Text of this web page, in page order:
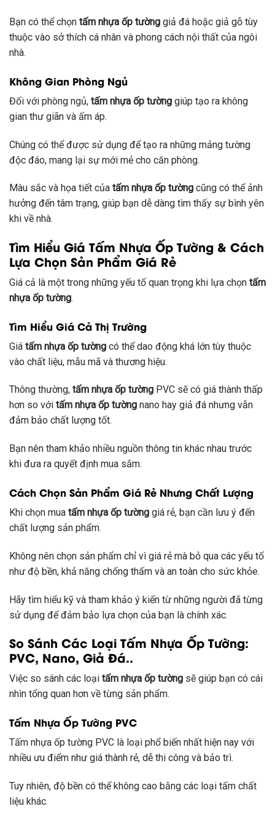
Bạn có thể chọn tấm nhựa ốp tường giả đá hoặc giả gỗ tùy
thuộc vào sở thích cá nhân và phong cách nội thất của ngôi
nhà.
Không Gian Phòng Ngủ
Đối với phòng ngủ, tấm nhựa ốp tường giúp tạo ra không
gian thư giãn và ấm áp.
Chúng có thể được sử dụng để tạo ra những mảng tường
độc đáo, mang lại sự mới mẻ cho căn phòng.
Màu sắc và họa tiết của tấm nhựa ốp tường cũng có thể ảnh
hưởng đến tâm trạng, giúp bạn dễ dàng tìm thấy sự bình yên
khi về nhà.
Tìm Hiểu Giá Tấm Nhựa Ốp Tường & Cách
Lựa Chọn Sản Phẩm Giá Rẻ
Giá cả là một trong những yếu tố quan trọng khi lựa chọn tấm
nhựa ốp tường.
Tìm Hiểu Giá Cả Thị Trường
Giá tấm nhựa ốp tường có thể dao động khá lớn tùy thuộc
vào chất liệu, mẫu mã và thương hiệu.
Thông thường, tấm nhựa ốp tường PVC sẽ có giá thành thấp
hơn so với tấm nhựa ốp tường nano hay giả đá nhưng vẫn
đảm bảo chất lượng tốt.
Bạn nên tham khảo nhiều nguồn thông tin khác nhau trước
khi đưa ra quyết định mua sắm.
Cách Chọn Sản Phẩm Giá Rẻ Nhưng Chất Lượng
Khi chọn mua tấm nhựa ốp tường giá rẻ, bạn cần lưu ý đến
chất lượng sản phẩm.
Không nên chọn sản phẩm chỉ vì giá rẻ mà bỏ qua các yếu tố
như độ bền, khả năng chống thấm và an toàn cho sức khỏe.
Hãy tìm hiểu kỹ và tham khảo ý kiến từ những người đã từng
sử dụng để đảm bảo lựa chọn của bạn là chính xác.
So Sánh Các Loại Tấm Nhựa Ốp Tường:
PVC, Nano, Giả Đá..
Việc so sánh các loại tấm nhựa ốp tường sẽ giúp bạn có cái
nhìn tổng quan hơn về từng sản phẩm.
Tấm Nhựa Ốp Tường PVC
Tấm nhựa ốp tường PVC là loại phổ biến nhất hiện nay với
nhiều ưu điểm như giá thành rẻ, dễ thi công và bảo trì.
Tuy nhiên, độ bền có thể không cao bằng các loại tấm chất
liệu khác.